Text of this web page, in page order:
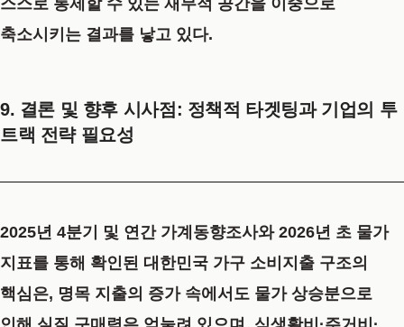
스스로 통제할 수 있는 재무적 공간을 이중으로
축소시키는 결과를 낳고 있다.
9. 결론 및 향후 시사점: 정책적 타겟팅과 기업의 투
트랙 전략 필요성
2025년 4분기 및 연간 가계동향조사와 2026년 초 물가
지표를 통해 확인된 대한민국 가구 소비지출 구조의
핵심은, 명목 지출의 증가 속에서도 물가 상승분으로